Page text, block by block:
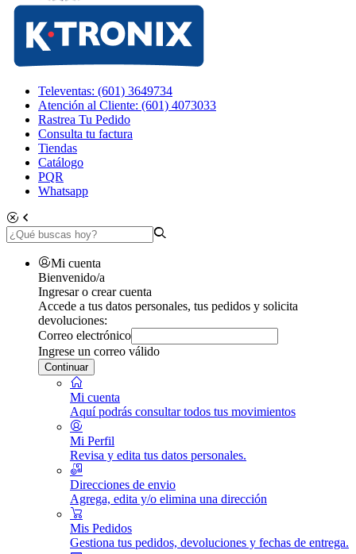
Televentas: (601) 3649734
Atención al Cliente: (601) 4073033
Rastrea Tu Pedido
Consulta tu factura
Tiendas
Catálogo
PQR
Whatsapp
Mi cuenta
Bienvenido/a
Ingresar o crear cuenta
Accede a tus datos personales, tus pedidos y solicita
devoluciones:
Correo electrónico
Ingrese un correo válido
Continuar
Mi cuenta
Aquí podrás consultar todos tus movimientos
Mi Perfil
Revisa y edita tus datos personales.
Direcciones de envio
Agrega, edita y/o elimina una dirección
Mis Pedidos
Gestiona tus pedidos, devoluciones y fechas de entrega.